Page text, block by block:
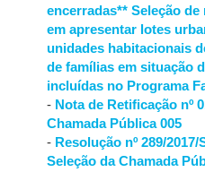
encerradas** Seleção
em apresentar lotes
unidades habitacionais
de famílias em situação
incluídas no Programa
- Nota de Retificação nº
Chamada Pública 005
- Resolução nº 289/
Seleção da Chamada